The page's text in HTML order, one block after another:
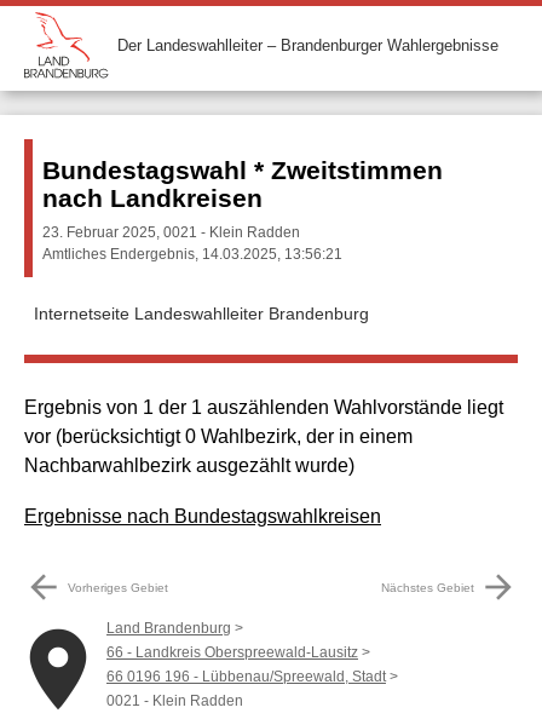
Der Landeswahlleiter – Brandenburger Wahlergebnisse
Bundestagswahl * Zweitstimmen
nach Landkreisen
23. Februar 2025, 0021 - Klein Radden
Amtliches Endergebnis, 14.03.2025, 13:56:21
Internetseite Landeswahlleiter Brandenburg
Ergebnis von 1 der 1 auszählenden Wahlvorstände liegt
vor (berücksichtigt 0 Wahlbezirk, der in einem
Nachbarwahlbezirk ausgezählt wurde)
Ergebnisse nach Bundestagswahlkreisen
arrow_back Vorheriges Gebiet Nächstes Gebiet arrow_forward
place
Land Brandenburg
66 - Landkreis Oberspreewald-Lausitz
66 0196 196 - Lübbenau/Spreewald, Stadt
0021 - Klein Radden